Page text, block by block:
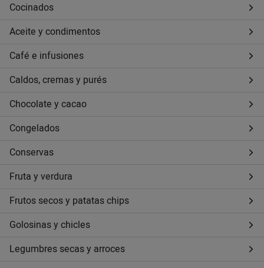
Cocinados
Aceite y condimentos
Café e infusiones
Caldos, cremas y purés
Chocolate y cacao
Congelados
Conservas
Fruta y verdura
Frutos secos y patatas chips
Golosinas y chicles
Legumbres secas y arroces